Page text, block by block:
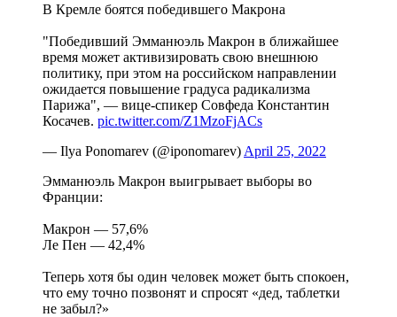
В Кремле боятся победившего Макрона
"Победивший Эмманюэль Макрон в ближайшее
время может активизировать свою внешнюю
политику, при этом на российском направлении
ожидается повышение градуса радикализма
Парижа", — вице-спикер Совфеда Константин
Косачев. pic.twitter.com/Z1MzoFjACs
— Ilya Ponomarev (@iponomarev) April 25, 2022
Эмманюэль Макрон выигрывает выборы во
Франции:
Макрон — 57,6%
Ле Пен — 42,4%
Теперь хотя бы один человек может быть спокоен,
что ему точно позвонят и спросят «дед, таблетки
не забыл?»